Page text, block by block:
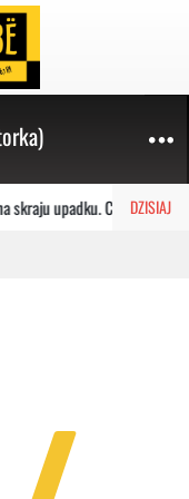
DZISIAJ
skraju upadku. Co czeka